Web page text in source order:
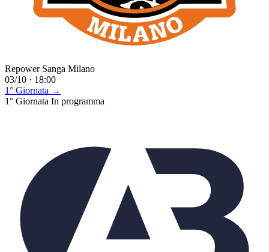
Repower Sanga Milano
03/10 · 18:00
1° Giornata →
1° Giornata In programma